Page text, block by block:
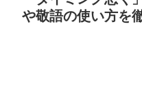
や敬語の使い方を